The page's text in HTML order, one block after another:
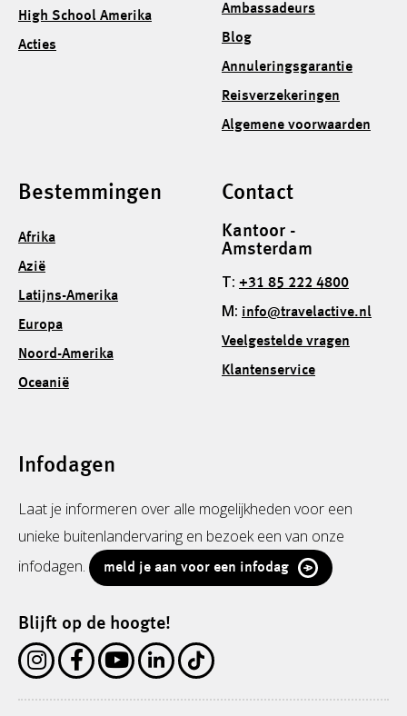
High School Amerika
Acties
Ambassadeurs
Blog
Annuleringsgarantie
Reisverzekeringen
Algemene voorwaarden
Bestemmingen
Afrika
Azië
Latijns-Amerika
Europa
Noord-Amerika
Oceanië
Contact
Kantoor -
Amsterdam
T: +31 85 222 4800
M: info@travelactive.nl
Veelgestelde vragen
Klantenservice
Infodagen
Laat je informeren over alle mogelijkheden voor een
unieke buitenlandervaring en bezoek een van onze
infodagen.
meld je aan voor een infodag
Blijft op de hoogte!